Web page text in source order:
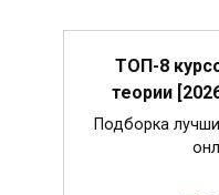
ТОП-8
теории
Подборка